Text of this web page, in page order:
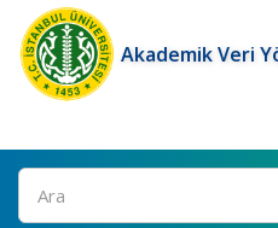
Akademik Veri
Ara